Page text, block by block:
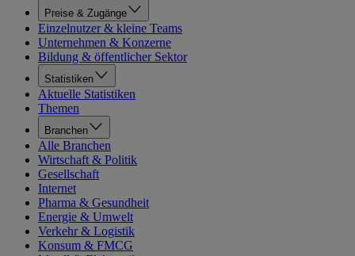
Preise & Zugänge
Einzelnutzer & kleine Teams
Unternehmen & Konzerne
Bildung & öffentlicher Sektor
Statistiken
Aktuelle Statistiken
Themen
Branchen
Alle Branchen
Wirtschaft & Politik
Gesellschaft
Internet
Pharma & Gesundheit
Energie & Umwelt
Verkehr & Logistik
Konsum & FMCG